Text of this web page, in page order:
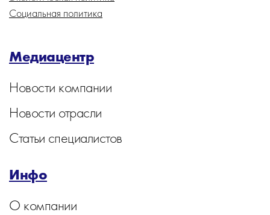
Социальная политика
Медиацентр
Новости компании
Новости отрасли
Статьи специалистов
Инфо
О компании